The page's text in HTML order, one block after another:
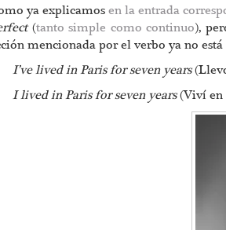
ya explicamosen la entrada
(tanto simple como continuo),
mencionada por el verbo ya no
I’ve lived in Paris for seven years
I lived in Paris for seven years(Viví en